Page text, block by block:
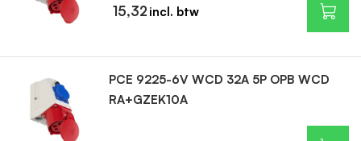
15,32
PCE 9225-6V WCD 32A 5P OPB WCD
RA+GZEK10A